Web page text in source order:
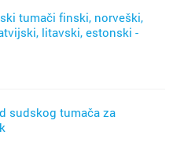
tumači finski, norveški,
litavski, estonski -
sudskog tumača za